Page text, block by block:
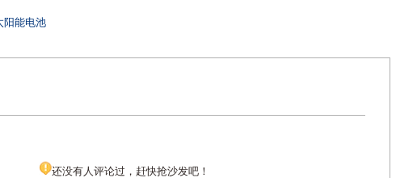
阳能电池
还没有人评论过，赶快抢沙发吧！